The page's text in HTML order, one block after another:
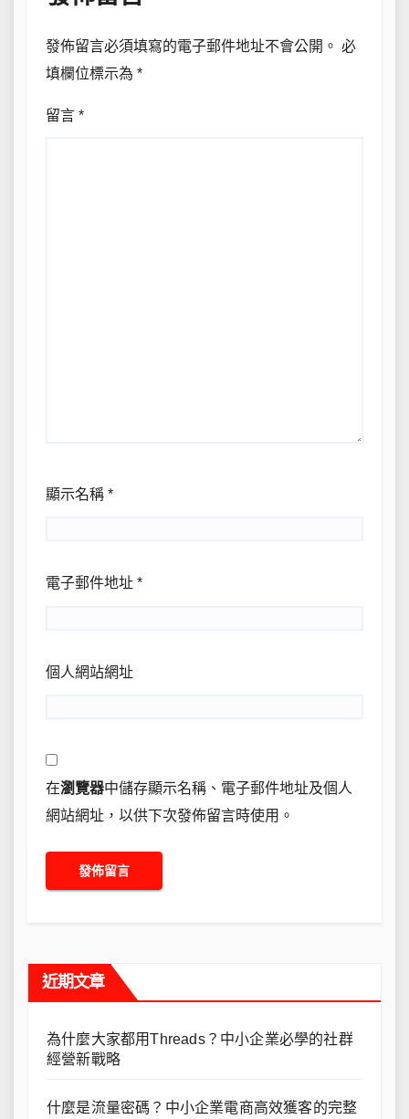
發佈留言必須填寫的電子郵件地址不會公開。 必
填欄位標示為 *
留言 *
顯示名稱 *
電子郵件地址 *
個人網站網址
在瀏覽器中儲存顯示名稱、電子郵件地址及個人
網站網址，以供下次發佈留言時使用。
近期文章
為什麼大家都用Threads？中小企業必學的社群
經營新戰略
什麼是流量密碼？中小企業電商高效獲客的完整